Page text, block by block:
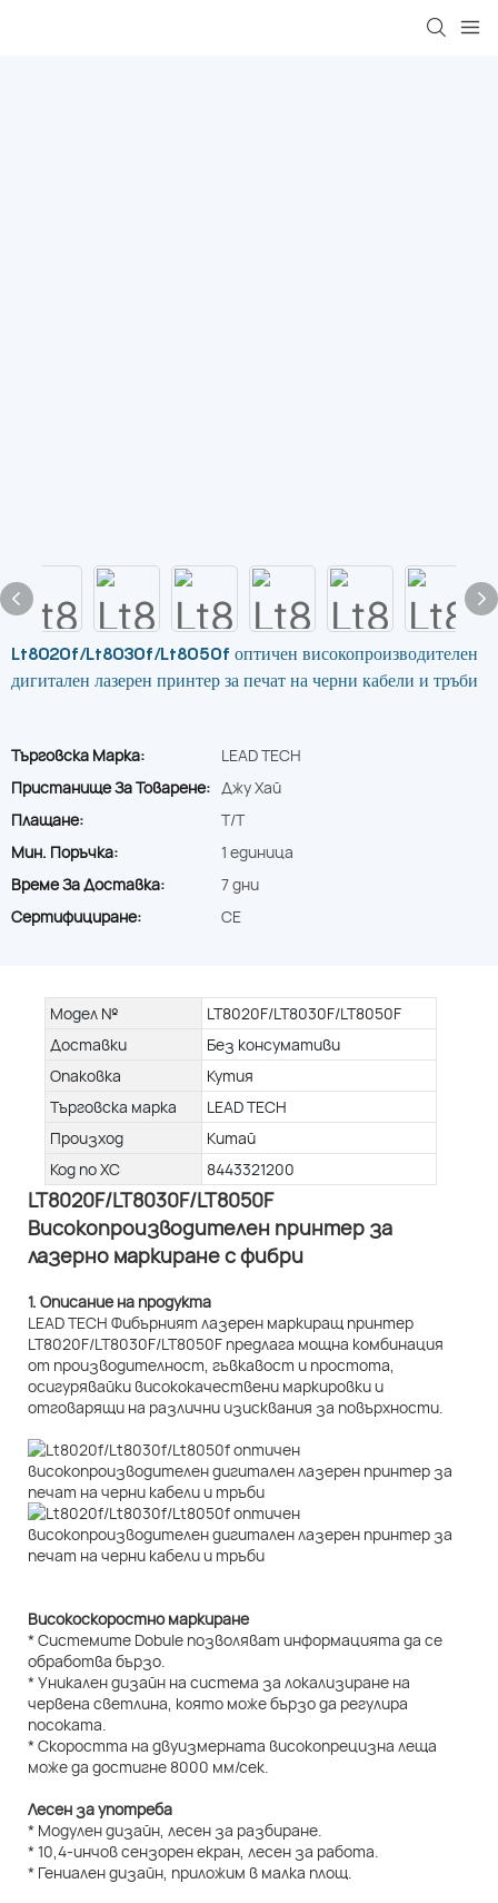
Lt8020f/Lt8030f/Lt8050f оптичен високопроизводителен
дигитален лазерен принтер за печат на черни кабели и тръби
Търговска Марка:
LEAD TECH
Пристанище За Товарене: Джу Хай
Плащане:
T/T
Мин. Поръчка:
1 единица
Време За Доставка:
7 дни
Сертифициране:
CE
Модел №
LT8020F/LT8030F/LT8050F
Доставки
Без консумативи
Опаковка
Кутия
Търговска марка
LEAD TECH
Произход
Китай
Код по ХС
8443321200
LT8020F/LT8030F/LT8050F
Високопроизводителен принтер за
лазерно маркиране с фибри
1. Описание на продукта
LEAD TECH Фибърният лазерен маркиращ принтер
LT8020F/LT8030F/LT8050F предлага мощна комбинация
от производителност, гъвкавост и простота,
осигурявайки висококачествени маркировки и
отговарящи на различни изисквания за повърхности.
Високоскоростно маркиране
* Системите Dobule позволяват информацията да се
обработва бързо.
* Уникален дизайн на система за локализиране на
червена светлина, която може бързо да регулира
посоката.
* Скоростта на двуизмерната високопрецизна леща
може да достигне 8000 мм/сек.
Лесен за употреба
* Модулен дизайн, лесен за разбиране.
* 10,4-инчов сензорен екран, лесен за работа.
* Гениален дизайн, приложим в малка площ.